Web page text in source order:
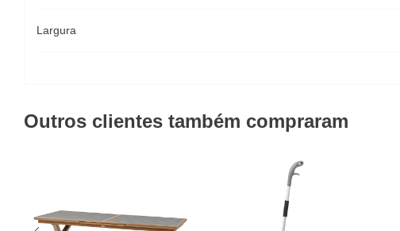
Largura
Outros clientes também compraram